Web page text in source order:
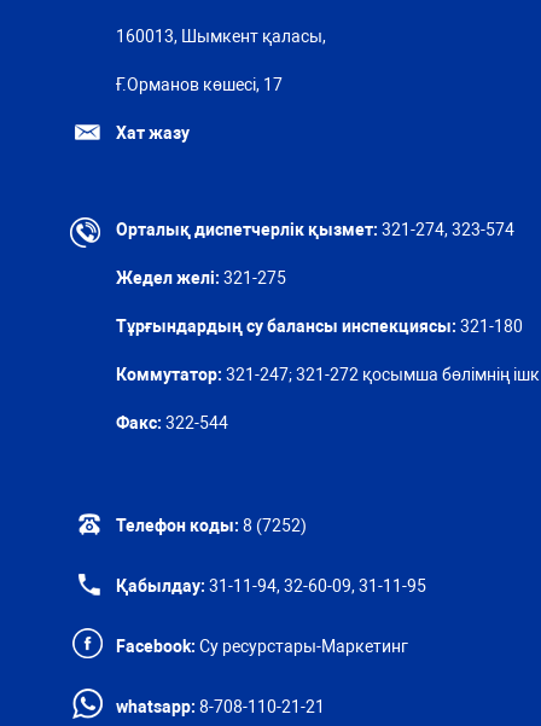
160013, Шымкент қаласы,
Ғ.Орманов көшесі, 17
Хат жазу
Орталық диспетчерлік қызмет: 321-274, 323-574
Жедел желі: 321-275
Тұрғындардың су балансы инспекциясы: 321-180
Коммутатор: 321-247; 321-272 қосымша бөлімнің ішкі
Факс: 322-544
Телефон коды: 8 (7252)
Қабылдау: 31-11-94, 32-60-09, 31-11-95
Facebook: Су ресурстары-Маркетинг
whatsapp: 8-708-110-21-21